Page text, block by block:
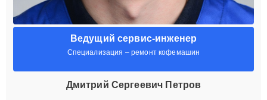
Ведущий сервис-инженер
Специализация – ремонт кофемашин
Дмитрий Сергеевич Петров